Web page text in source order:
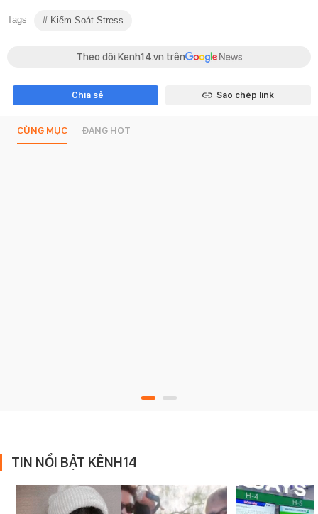
Tags Kiểm Soát Stress
Theo dõi Kenh14.vn trên
Chia sẻ Sao chép link
CÙNG MỤC ĐANG HOT
TIN NỔI BẬT KÊNH14